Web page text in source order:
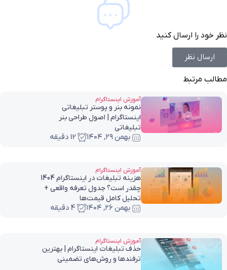
نظر خود را ارسال کنید
ارسال نظر
مطالب مرتبط
آموزش اینستاگرام
نمونه بنر و پوستر تبلیغاتی
اینستاگرام | اصول طراحی بنر
تبلیغاتی
بهمن ۲۹, ۱۴۰۴ 12 دقیقه
آموزش اینستاگرام
هزینه تبلیغات در اینستاگرام 1404
چقدر است؟ جدول تعرفه واقعی +
تحلیل کامل قیمت‌ها
بهمن ۲۶, ۱۴۰۴ 4 دقیقه
آموزش اینستاگرام
حذف تبلیغات اینستاگرام | بهترین
ترفندها و روش‌های تضمینی